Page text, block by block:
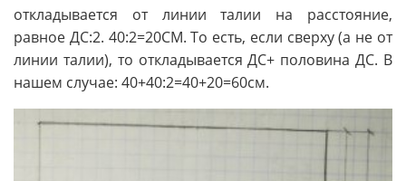
откладывается от линии талии на расстояние,
равное ДС:2. 40:2=20СМ. То есть, если сверху (а не от
линии талии), то откладывается ДС+ половина ДС. В
нашем случае: 40+40:2=40+20=60см.